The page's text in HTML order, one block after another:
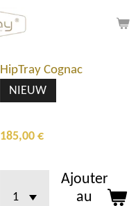
HipTray Cognac
NIEUW
185,00 €
Ajouter
au